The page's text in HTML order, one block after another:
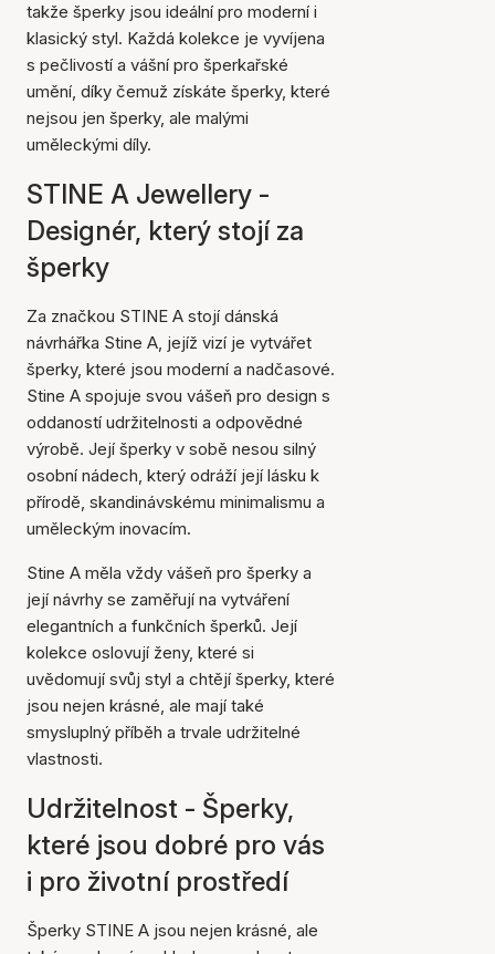
takže šperky jsou ideální pro moderní i
klasický styl. Každá kolekce je vyvíjena
s pečlivostí a vášní pro šperkařské
umění, díky čemuž získáte šperky, které
nejsou jen šperky, ale malými
uměleckými díly.
STINE A Jewellery -
Designér, který stojí za
šperky
Za značkou STINE A stojí dánská
návrhářka Stine A, jejíž vizí je vytvářet
šperky, které jsou moderní a nadčasové.
Stine A spojuje svou vášeň pro design s
oddaností udržitelnosti a odpovědné
výrobě. Její šperky v sobě nesou silný
osobní nádech, který odráží její lásku k
přírodě, skandinávskému minimalismu a
uměleckým inovacím.
Stine A měla vždy vášeň pro šperky a
její návrhy se zaměřují na vytváření
elegantních a funkčních šperků. Její
kolekce oslovují ženy, které si
uvědomují svůj styl a chtějí šperky, které
jsou nejen krásné, ale mají také
smysluplný příběh a trvale udržitelné
vlastnosti.
Udržitelnost - Šperky,
které jsou dobré pro vás
i pro životní prostředí
Šperky STINE A jsou nejen krásné, ale